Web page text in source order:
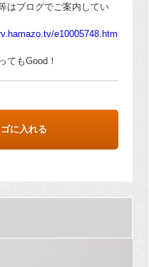
はブログでご案内してい
e10005748.html
てもGood！
に入れる